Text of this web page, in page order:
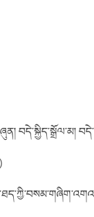
བདེ་སྐྱིད་སྒྲོལ་མ།